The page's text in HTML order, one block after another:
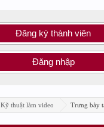
Đăng ký thành viên
Đăng nhập
Kỹ thuật làm video Trưng bày